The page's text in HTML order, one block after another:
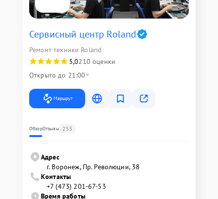
Сервисный центр Roland
Ремонт техники Roland
5,0210 оценки
Открыто до 21:00
Маршрут
ОбзорОтзывы 255
Адрес
г. Воронеж, Пр. Революции, 38
Контакты
+7 (473) 201-67-53
Время работы